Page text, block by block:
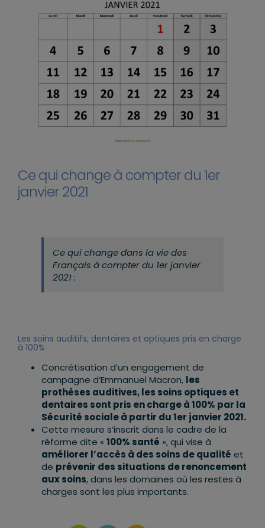
Ce qui change à compter du 1er
janvier 2021
Ce qui change dans la vie des
Français à compter du 1er janvier
2021 :
Les soins auditifs, dentaires et optiques pris en charge
à 100%
Concrétisation d’un engagement de
campagne d’Emmanuel Macron, les
prothèses auditives, les soins optiques et
dentaires sont pris en charge à 100% par la
Sécurité sociale à partir du 1er janvier 2021.
Cette mesure s’inscrit dans le cadre de la
réforme dite « 100% santé », qui vise à
améliorer l’accès à des soins de qualité et
de prévenir des situations de renoncement
aux soins, dans les domaines où les restes à
charges sont les plus importants.